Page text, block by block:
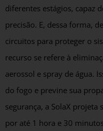
diferentes estágios, capaz
precisão. E, dessa forma,
circuitos para proteger o
recurso se refere à
aerossol e spray de água.
do fogo e previne sua
segurança, a SolaX
por até 1 hora e 30